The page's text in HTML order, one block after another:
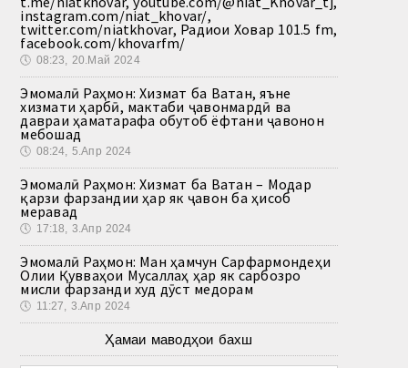
instagram.com/niat_khovar/,
twitter.com/niatkhovar, Радиои Ховар 101.5 fm,
facebook.com/khovarfm/
🕔 08:23, 20.Май 2024
Эмомалӣ Раҳмон: Хизмат ба Ватан, яъне
хизмати ҳарбӣ, мактаби ҷавонмардӣ ва
давраи ҳаматарафа обутоб ёфтани ҷавонон
мебошад
🕔 08:24, 5.Апр 2024
Эмомалӣ Раҳмон: Хизмат ба Ватан – Модар
қарзи фарзандии ҳар як ҷавон ба ҳисоб
меравад
🕔 17:18, 3.Апр 2024
Эмомалӣ Раҳмон: Ман ҳамчун Сарфармондеҳи
Олии Қувваҳои Мусаллаҳ ҳар як сарбозро
мисли фарзанди худ дӯст медорам
🕔 11:27, 3.Апр 2024
Ҳамаи маводҳои бахш